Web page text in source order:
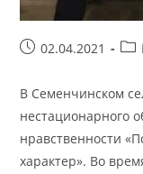
Запись02.04.2021
В Семенчинском
нестационарного
нравственности
характер». Во